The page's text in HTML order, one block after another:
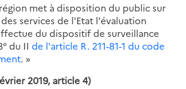
met à disposition du public sur
services de l'Etat l'évaluation
du dispositif de surveillance
du II de l'article R. 211-81-1 du code
. »
2019, article 4)